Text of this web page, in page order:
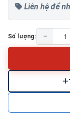
Liên hệ để
Số lượng: −